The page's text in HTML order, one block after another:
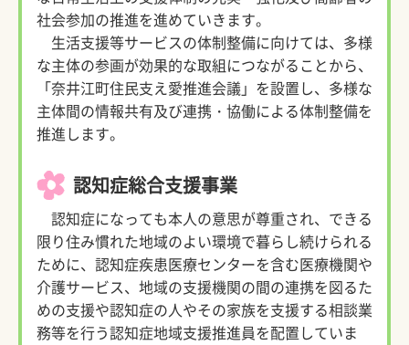
社会参加の推進を進めていきます。
生活支援等サービスの体制整備に向けては、多様
な主体の参画が効果的な取組につながることから、
「奈井江町住民支え愛推進会議」を設置し、多様な
主体間の情報共有及び連携・協働による体制整備を
推進します。
認知症総合支援事業
認知症になっても本人の意思が尊重され、できる
限り住み慣れた地域のよい環境で暮らし続けられる
ために、認知症疾患医療センターを含む医療機関や
介護サービス、地域の支援機関の間の連携を図るた
めの支援や認知症の人やその家族を支援する相談業
務等を行う認知症地域支援推進員を配置していま